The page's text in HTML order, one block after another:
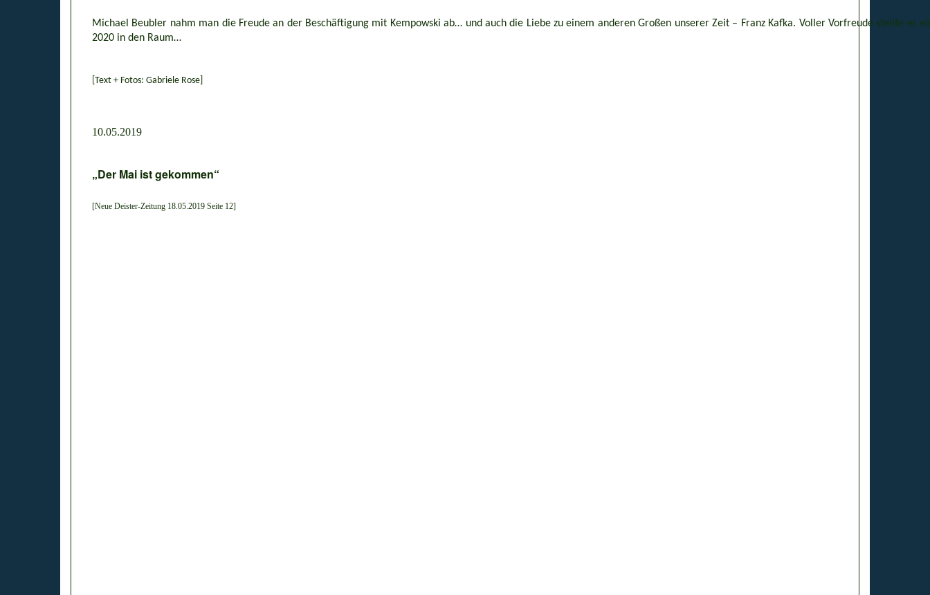
Michael Beubler nahm man die Freude an der Beschäftigung mit Kempowski ab… und auch die Liebe zu einem anderen Großen unserer Zeit – Franz Kafka. Voller Vorfreude stellte er
2020 in den Raum…
[Text + Fotos: Gabriele Rose]
10.05.2019
„Der Mai ist gekommen“
[Neue Deister-Zeitung 18.05.2019 Seite 12]